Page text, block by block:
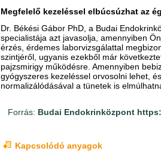
Megfelelő kezeléssel elbúcsúzhat az
Dr. Békési Gábor PhD, a Budai
specialistája azt javasolja, amennyiben
érzés, érdemes laborvizsgálattal
szintjéről, ugyanis ezekből már
pajzsmirigy működésre. Amennyiben
gyógyszeres kezeléssel orvosolni lehet,
normalizálódásával a tünetek is
Forrás: Budai Endokrinközpont
Kapcsolódó anyagok